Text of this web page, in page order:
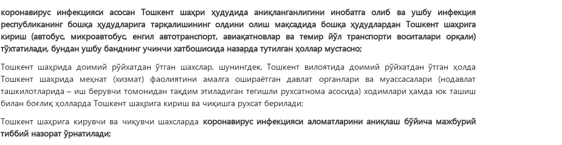
коронавирус инфекцияси асосан Тошкент шаҳри ҳудудида аниқланганлигини инобатга олиб ва ушбу инфекция
республиканинг бошқа ҳудудларига тарқалишининг олдини олиш мақсадида бошқа ҳудудлардан Тошкент шаҳрига
кириш (автобус, микроавтобус, енгил автотранспорт, авиақатновлар ва темир йўл транспорти воситалари орқали)
тўхтатилади, бундан ушбу банднинг учинчи хатбошисида назарда тутилган ҳоллар мустасно;
Тошкент шаҳрида доимий рўйхатдан ўтган шахслар, шунингдек, Тошкент вилоятида доимий рўйхатдан ўтган ҳолда
Тошкент шаҳрида меҳнат (хизмат) фаолиятини амалга ошираётган давлат органлари ва муассасалари (нодавлат
ташкилотларида – иш берувчи томонидан тақдим этиладиган тегишли рухсатнома асосида) ходимлари ҳамда юк ташиш
билан боғлиқ ҳолларда Тошкент шаҳрига кириш ва чиқишга рухсат берилади;
Тошкент шаҳрига кирувчи ва чиқувчи шахсларда коронавирус инфекцияси аломатларини аниқлаш бўйича мажбурий
тиббий назорат ўрнатилади;